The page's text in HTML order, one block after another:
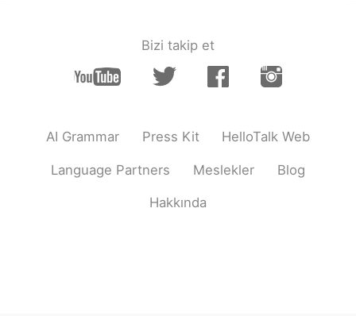
Bizi takip et
AI Grammar Press Kit HelloTalk Web
Language Partners Meslekler Blog
Hakkında